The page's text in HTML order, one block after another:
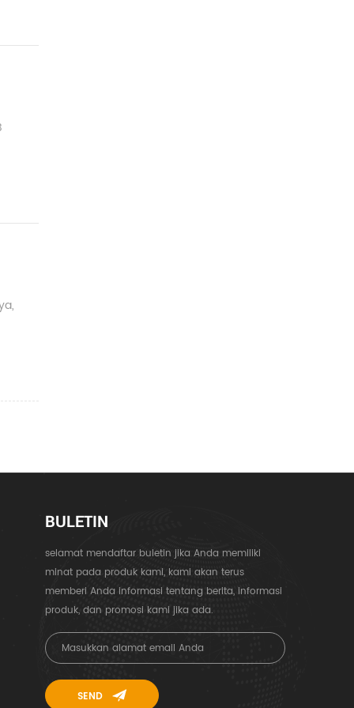
BULETIN
selamat mendaftar buletin jika Anda memiliki
minat pada produk kami, kami akan terus
memberi Anda informasi tentang berita, informasi
produk, dan promosi kami jika ada.